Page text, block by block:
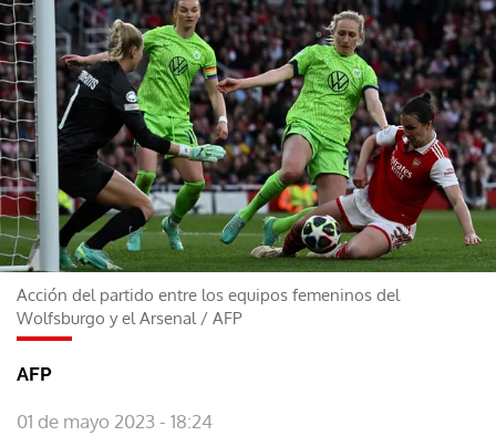
Acción del partido entre los equipos femeninos del
Wolfsburgo y el Arsenal / AFP
AFP
01 de mayo 2023 - 18:24